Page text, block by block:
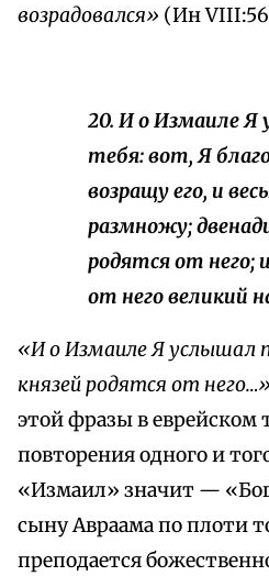
возрадовался» (Ин
20. И о Измаиле Я
тебя: вот, Я
возращу его, и
размножу;
родятся от него;
от него великий
«И о Измаиле Я услышал
князей родятся от него…»
этой фразы в еврейском
повторения одного и
«Измаил» значит —
сыну Авраама по плоти
преподается